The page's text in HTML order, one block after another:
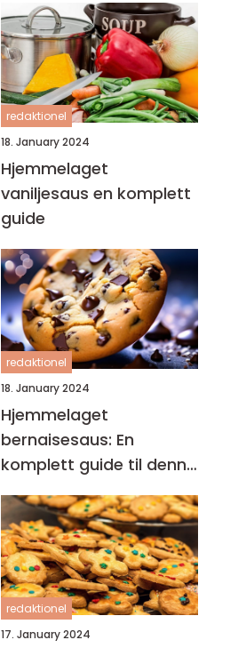
redaktionel
18. January 2024
Hjemmelaget
vaniljesaus en komplett
guide
redaktionel
18. January 2024
Hjemmelaget
bernaisesaus: En
komplett guide til denne
klassikeren
redaktionel
17. January 2024